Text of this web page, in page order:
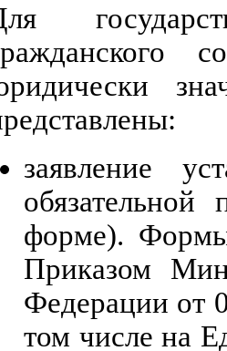
заявление
форме). Формы
Приказом
Федерации от
том числе на